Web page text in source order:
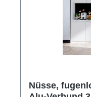
Nüsse,